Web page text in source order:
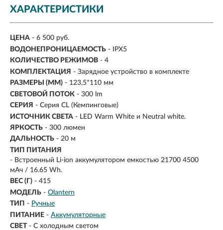
ХАРАКТЕРИСТИКИ
ЦЕНА - 6 500 руб.
ВОДОНЕПРОНИЦАЕМОСТЬ - IPX5
КОЛИЧЕСТВО РЕЖИМОВ - 4
КОМПЛЕКТАЦИЯ - Зарядное устройство в комплекте
РАЗМЕРЫ (ММ) - 123,5*110 мм
СВЕТОВОЙ ПОТОК - 300 lm
СЕРИЯ - Серия CL (Кемпинговые)
ИСТОЧНИК СВЕТА - LED Warm White и Neutral white.
ЯРКОСТЬ - 300 люмен
ДАЛЬНОСТЬ - 20 м
ТИП ПИТАНИЯ
- Встроенный Li-ion аккумулятором емкостью 21700 4500
мАч / 16.65 Wh.
ВЕС (Г) - 415
МОДЕЛЬ - Olantern
ТИП - Ручные
ПИТАНИЕ - Аккумуляторные
СВЕТ - С холодным светом